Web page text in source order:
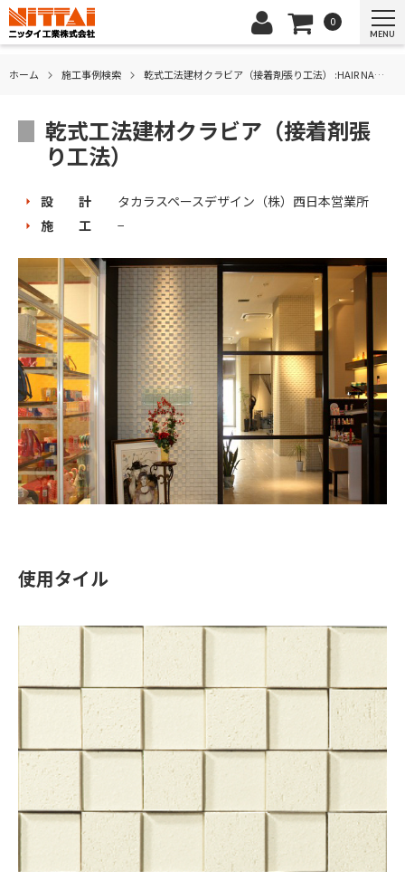
0
MENU
ホーム 施⼯事例検索 乾式工法建材クラビア（接着剤張り工法） :HAIR NACITA
乾式工法建材クラビア（接着剤張
り工法）
設 計
タカラスペースデザイン（株）西日本営業所
施 工
−
使用タイル